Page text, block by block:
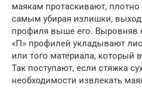
маякам протаскивают,
самым убирая излишки,
профиля выше его. Выровняв
«П» профилей укладывают
или того материала, который
Так поступают, если стяжка
необходимости извлекать